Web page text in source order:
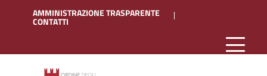
AMMINISTRAZIONE TRASPARENTE
CONTATTI